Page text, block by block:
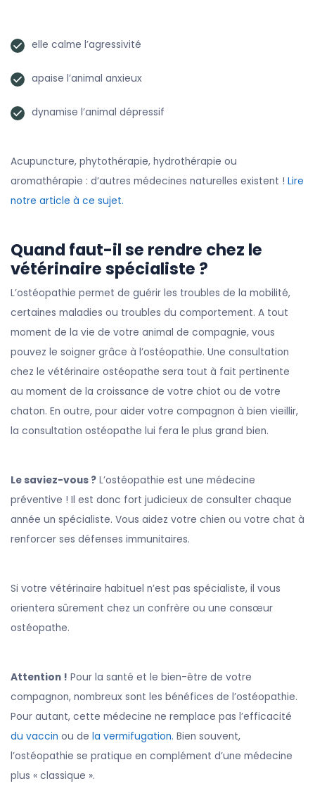
elle calme l’agressivité
apaise l’animal anxieux
dynamise l’animal dépressif
Acupuncture, phytothérapie, hydrothérapie ou
aromathérapie : d’autres médecines naturelles existent ! Lire
notre article à ce sujet.
Quand faut-il se rendre chez le
vétérinaire spécialiste ?
L’ostéopathie permet de guérir les troubles de la mobilité,
certaines maladies ou troubles du comportement. A tout
moment de la vie de votre animal de compagnie, vous
pouvez le soigner grâce à l’ostéopathie. Une consultation
chez le vétérinaire ostéopathe sera tout à fait pertinente
au moment de la croissance de votre chiot ou de votre
chaton. En outre, pour aider votre compagnon à bien vieillir,
la consultation ostéopathe lui fera le plus grand bien.
Le saviez-vous ? L’ostéopathie est une médecine
préventive ! Il est donc fort judicieux de consulter chaque
année un spécialiste. Vous aidez votre chien ou votre chat à
renforcer ses défenses immunitaires.
Si votre vétérinaire habituel n’est pas spécialiste, il vous
orientera sûrement chez un confrère ou une consœur
ostéopathe.
Attention ! Pour la santé et le bien-être de votre
compagnon, nombreux sont les bénéfices de l’ostéopathie.
Pour autant, cette médecine ne remplace pas l’efficacité
du vaccin ou de la vermifugation. Bien souvent,
l’ostéopathie se pratique en complément d’une médecine
plus « classique ».